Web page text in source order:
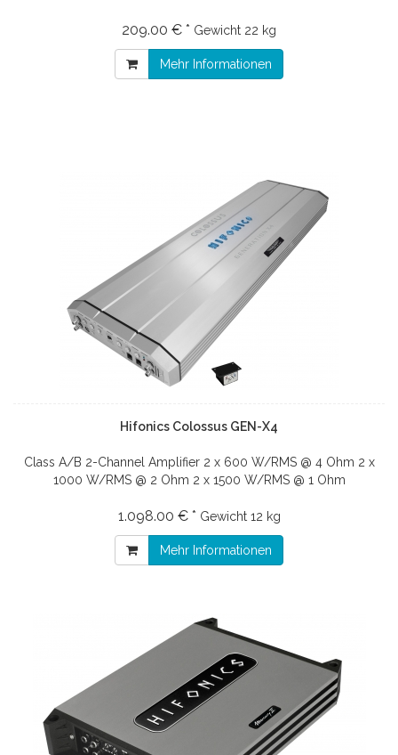
209.00 € * Gewicht 22 kg
Mehr Informationen
Hifonics Colossus GEN-X4
Class A/B 2-Channel Amplifier 2 x 600 W/RMS @ 4 Ohm 2 x
1000 W/RMS @ 2 Ohm 2 x 1500 W/RMS @ 1 Ohm
1.098.00 € * Gewicht 12 kg
Mehr Informationen